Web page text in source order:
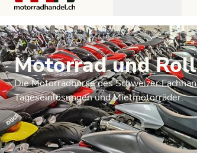
Motorrad und
Die Motorradbörse des Schweizer
Tageseinlösungen und Mietmotorräder.